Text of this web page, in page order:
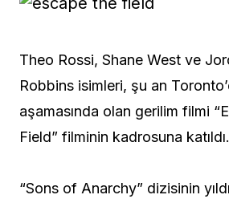
Theo Rossi, Shane West ve
Robbins isimleri, şu an
aşamasında olan gerilim filmi
Field” filminin kadrosuna katıldı.
“Sons of Anarchy” dizisinin